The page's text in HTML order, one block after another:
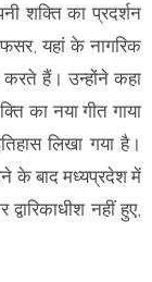
शक्ति का प्रदर्शन
यहां के नागरिक
करते हैं। उन्होंने कहा
का नया गीत गाया
लिखा गया है।
के बाद मध्यप्रदेश में
नहीं हुए,